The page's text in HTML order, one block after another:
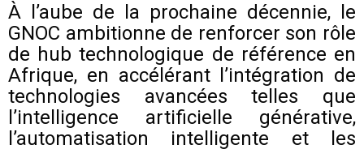
À l’aube de la prochaine décennie, le
GNOC ambitionne de renforcer son rôle
de hub technologique de référence en
Afrique, en accélérant l’intégration de
technologies avancées telles que
l’intelligence artificielle générative,
l’automatisation intelligente et les